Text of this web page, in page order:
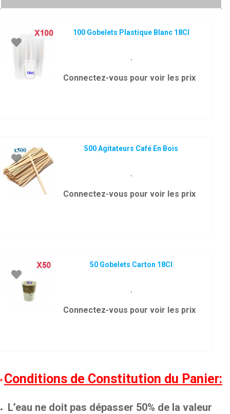
100 Gobelets Plastique Blanc 18Cl
.
Connectez-vous pour voir les prix
500 Agitateurs Café En Bois
.
Connectez-vous pour voir les prix
50 Gobelets Carton 18Cl
.
Connectez-vous pour voir les prix
* Conditions de Constitution du Panier:
L’eau ne doit pas dépasser 50% de la valeur